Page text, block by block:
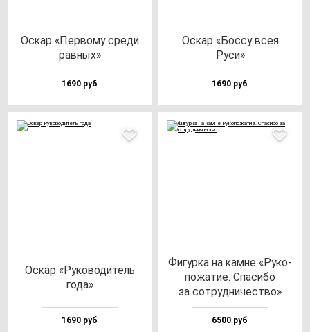
Оскар «Пер­во­му сре­ди
рав­ных»
1690 руб
Оскар «Бос­су всея
Руси»
1690 руб
Оскар «Руко­во­ди­тель
го­да»
1690 руб
Фигур­ка на кам­не «Руко­
по­жа­тие. Спа­си­бо
за сот­руд­ни­чес­тво»
6500 руб